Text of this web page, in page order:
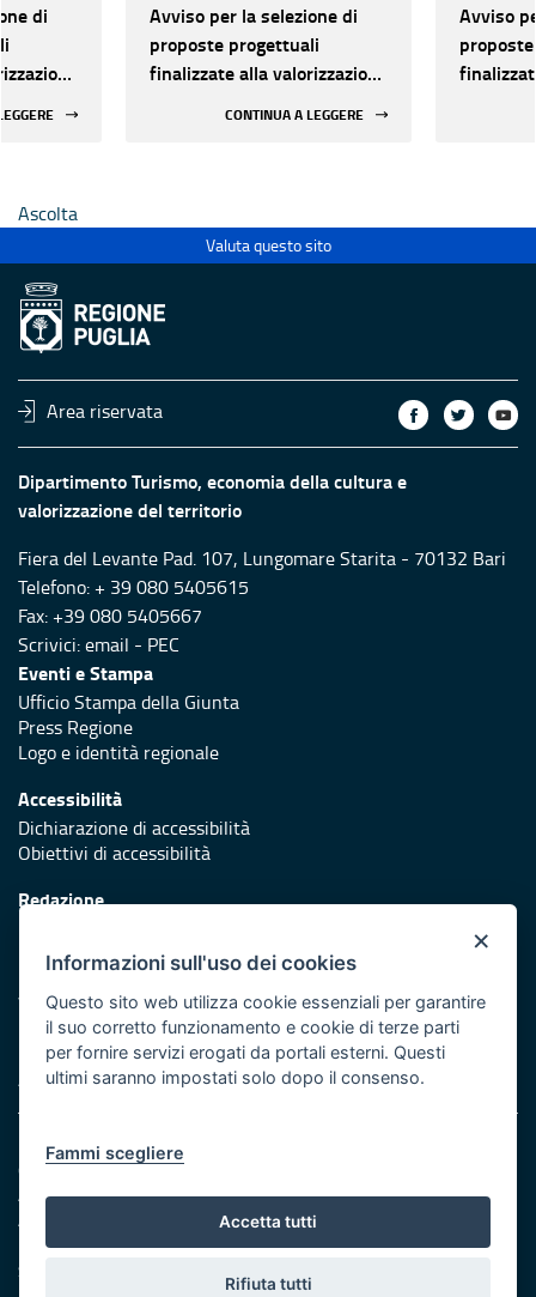
di
Avviso per la selezione di
proposte progettuali
finalizzate alla valorizzazione
CONTINUA A LEGGERE
Avviso
Ascolta
Valuta questo sito
Area riservata
Dipartimento Turismo, economia della cultura e
valorizzazione del territorio
Fiera del Levante Pad. 107, Lungomare Starita - 70132 Bari
Telefono: + 39 080 5405615
Fax: +39 080 5405667
Scrivici:email - PEC
Eventi e Stampa
Ufficio Stampa della Giunta
Press Regione
Logo e identità regionale
Accessibilità
Dichiarazione di accessibilità
Obiettivi di accessibilità
Redazione
Protezione civile
Vai al sito di Protezione Civile Puglia
Iniziativa finanziata con risorse del POR Puglia 2014/2020 -
Asse XI
Note legali
Cookie e privacy
Amministrazione trasparente
Atti di notifica
Feed RSS
Servizi intranet
×
Informazioni sull'uso dei cookies
Questo sito web utilizza cookie essenziali per garantire
il suo corretto funzionamento e cookie di terze parti
per fornire servizi erogati da portali esterni. Questi
ultimi saranno impostati solo dopo il consenso.
Fammi scegliere
Accetta tutti
Rifiuta tutti